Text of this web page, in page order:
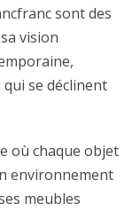
sont des
vision
se déclinent
où chaque objet
environnement
meubles